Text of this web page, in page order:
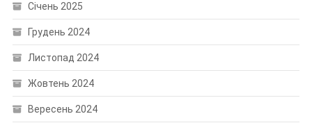
Січень 2025
Грудень 2024
Листопад 2024
Жовтень 2024
Вересень 2024